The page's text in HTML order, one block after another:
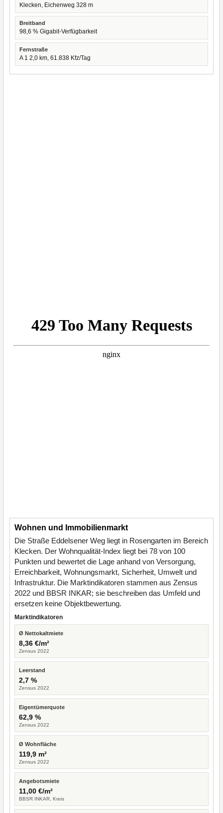
Klecken, Eichenweg 328 m
Breitband
98,6 % Gigabit-Verfügbarkeit
Fernstraße
A 1 2,0 km, 61.838 Kfz/Tag
Wohnen und Immobilienmarkt
Die Straße Eddelsener Weg liegt in Rosengarten im Bereich
Klecken. Der Wohnqualität-Index liegt bei 78 von 100
Punkten und bewertet die Lage anhand von Versorgung,
Erreichbarkeit, Wohnungsmarkt, Sicherheit, Umwelt und
Infrastruktur. Die Marktindikatoren stammen aus Zensus
2022 und BBSR INKAR; sie beschreiben das Umfeld und
ersetzen keine Objektbewertung.
Marktindikatoren
Ø Nettokaltmiete
8,36 €/m²
Zensus 2022
Leerstand
2,7 %
Zensus 2022
Eigentümerquote
62,9 %
Zensus 2022
Ø Wohnfläche
119,9 m²
Zensus 2022
Angebotsmiete
11,00 €/m²
BBSR INKAR, Kreis